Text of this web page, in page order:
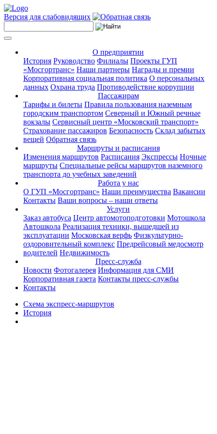
Версия для слабовидящих
О предприятии
История Руководство Филиалы Проекты ГУП
«Мосгортранс» Наши партнеры Награды и премии
Корпоративная социальная политика О персональных
данных Охрана труда Противодействие коррупции
Пассажирам
Тарифы и билеты Правила пользования наземным
городским транспортом Северный и Южный речные
вокзалы Сервисный центр «Московский транспорт»
Страхование пассажиров Безопасность Склад забытых
вещей Обратная связь
Маршруты и расписания
Изменения маршрутов Расписания Экспрессы Ночные
маршруты Специальные рейсы маршрутов наземного
транспорта до учебных заведений
Работа у нас
О ГУП «Мосгортранс» Наши преимущества Вакансии
Контакты Ваши вопросы – наши ответы
Услуги
Заказ автобуса Центр автомотоподготовки Мотошкола
Автошкола Реализация техники, вышедшей из
эксплуатации Московская верфь Физкультурно-
оздоровительный комплекс Предрейсовый медосмотр
водителей Недвижимость
Пресс-служба
Новости Фотогалерея Информация для СМИ
Корпоративная газета Контакты пресс-службы
Контакты
Схема экспресс-маршрутов
История